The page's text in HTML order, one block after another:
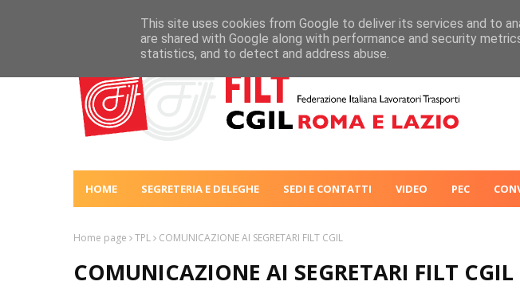
HOME SEGRETERIA E DELEGHE SEDI E CONTATTI VIDEO PEC
Home page TPL COMUNICAZIONE AI SEGRETARI FILT CGIL
COMUNICAZIONE AI SEGRETARI FILT CGIL
This site uses cookies from Google to deliver its services and to
are shared with Google along with performance and security
statistics, and to detect and address abuse.